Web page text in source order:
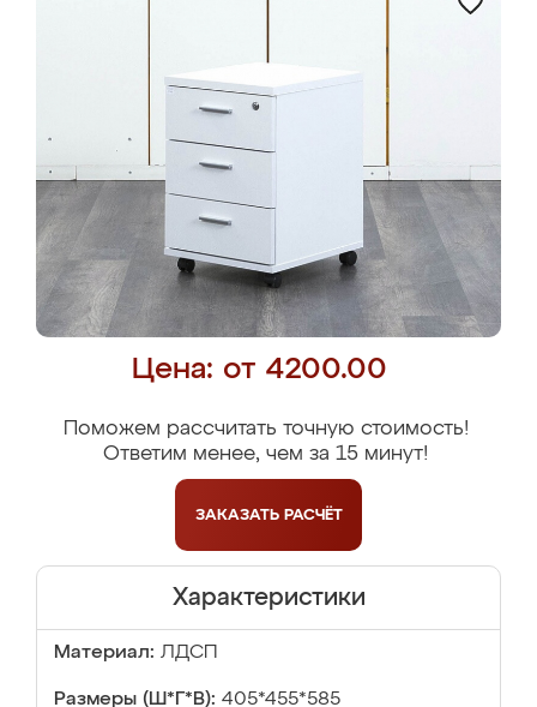
Цена: от 4200.00
Поможем рассчитать точную стоимость!
Ответим менее, чем за 15 минут!
ЗАКАЗАТЬ РАСЧЁТ
Характеристики
Материал: ЛДСП
Размеры (Ш*Г*В): 405*455*585